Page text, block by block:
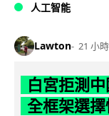
人工智能
Lawton 21 小時
白宮拒測
全框架選